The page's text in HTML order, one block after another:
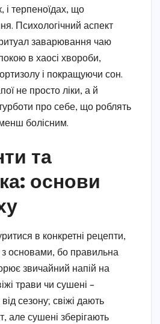
і терпеноїдах, що
Психологічний аспект
заварювання чаю
в хаосі хвороби,
і покращуючи сон.
не просто ліки, а й
про себе, що роблять
болісним.
та
основи
в конкретні рецепти,
з основами, бо правильна
звичайний напій на
трави чи сушені –
сезону; свіжі дають
але сушені зберігають